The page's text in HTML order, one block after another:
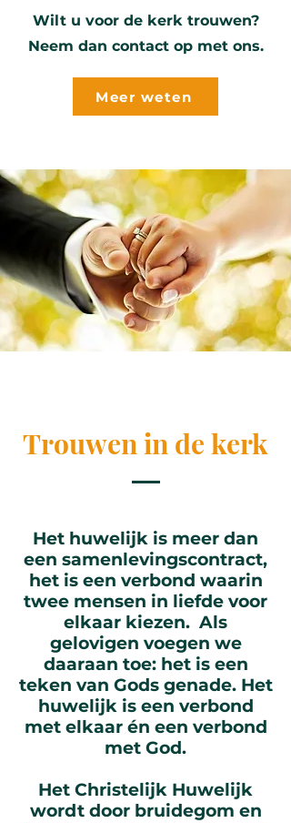
Wilt u voor de kerk trouwen?
Neem dan contact op met ons.
Meer weten
Trouwen in de kerk
Het huwelijk is meer dan
een samenlevingscontract,
het is een verbond waarin
twee mensen in liefde voor
elkaar kiezen. Als
gelovigen voegen we
daaraan toe: het is een
teken van Gods genade. Het
huwelijk is een verbond
met elkaar én een verbond
met God.
Het Christelijk Huwelijk
wordt door bruidegom en